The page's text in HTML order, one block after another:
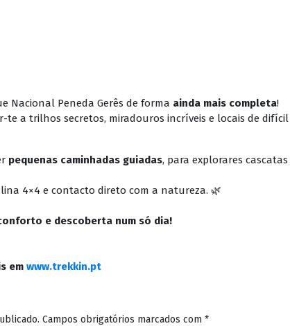
Nacional Peneda Gerês de forma ainda mais completa!
te a trilhos secretos, miradouros incríveis e locais de difícil
pequenas caminhadas guiadas, para explorares
4×4 e contacto direto com a natureza. 🌿
e descoberta num só dia!
em www.trekkin.pt
Campos obrigatórios marcados com *